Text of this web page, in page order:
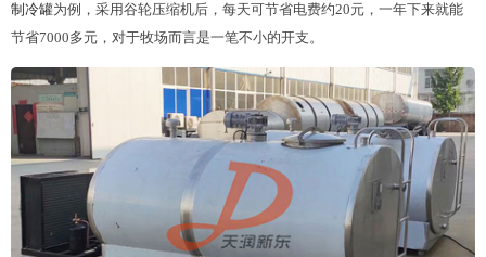
制冷罐为例，采用谷轮压缩机后，每天可节省电费约20元，一年下来就能
节省7000多元，对于牧场而言是一笔不小的开支。